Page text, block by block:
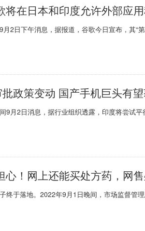
将在日本和印度允许外部应
月2日下午消息，据报道，谷歌今日宣布，其“
政策变动 国产手机巨头有
9月2日消息，据行业组织透露，印度将尝试
终于落地。2022年9月1日晚间，市场监督管